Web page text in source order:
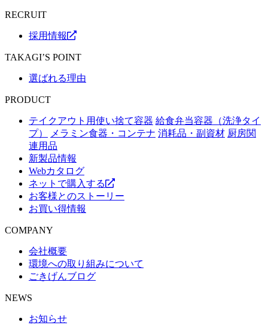
RECRUIT
採用情報
TAKAGI’S POINT
選ばれる理由
PRODUCT
テイクアウト用使い捨て容器 給食弁当容器（洗浄タイ
プ）
メラミン食器・コンテナ 消耗品・副資材 厨房関
連用品
新製品情報
Webカタログ
ネットで購入する
お客様とのストーリー
お買い得情報
COMPANY
会社概要
環境への取り組みについて
ごきげんブログ
NEWS
お知らせ